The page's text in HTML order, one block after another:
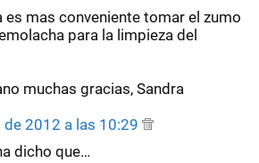
es mas conveniente tomar el zumo
para la limpieza del
muchas gracias, Sandra
de 2012 a las 10:29
dicho que…